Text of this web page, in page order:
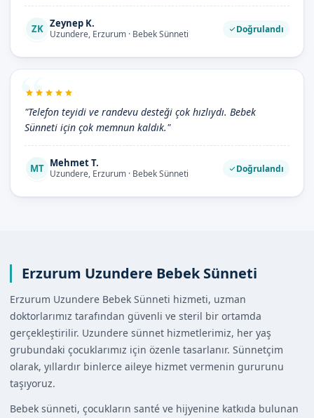
ZK Zeynep K.
Uzundere, Erzurum · Bebek Sünneti Doğrulandı
"Telefon teyidi ve randevu desteği çok hızlıydı. Bebek
Sünneti için çok memnun kaldık."
MT Mehmet T.
Uzundere, Erzurum · Bebek Sünneti Doğrulandı
Erzurum Uzundere Bebek Sünneti
Erzurum Uzundere Bebek Sünneti hizmeti, uzman
doktorlarımız tarafından güvenli ve steril bir ortamda
gerçekleştirilir. Uzundere sünnet hizmetlerimiz, her yaş
grubundaki çocuklarımız için özenle tasarlanır. Sünnetçim
olarak, yıllardır binlerce aileye hizmet vermenin gururunu
taşıyoruz.
Bebek sünneti, çocukların santé ve hijyenine katkıda bulunan